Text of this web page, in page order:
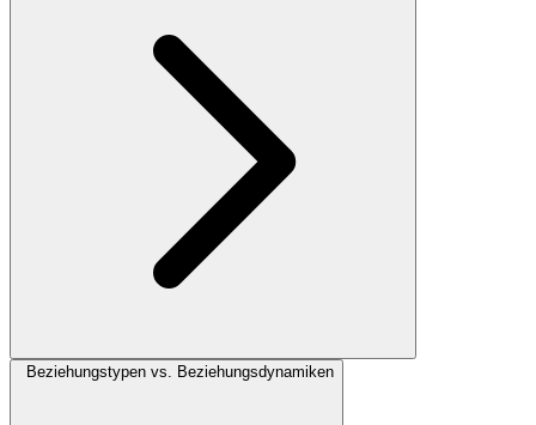
Beziehungstypen vs. Beziehungsdynamiken